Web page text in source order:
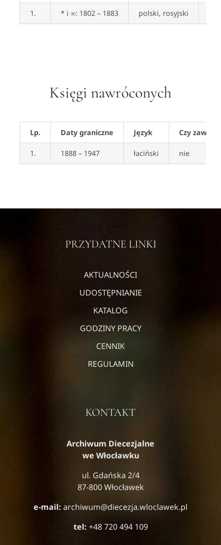
1. * i ∞: 1802 – 1883 polski, rosyjski
Księgi nawróconych
Lp. Daty graniczne Język Czy
1. 1888 – 1947 łaciński nie
PRZYDATNE LINKI
AKTUALNOŚCI
UDOSTĘPNIANIE
KATALOG
GODZINY PRACY
CENNIK
REGULAMIN
KONTAKT
Archiwum Diecezjalne
we Włocławku
ul. Gdańska 2/4
87-800 Włocławek
e-mail: archiwum@diecezja.wloclawek.pl
tel: +48 720 494 109